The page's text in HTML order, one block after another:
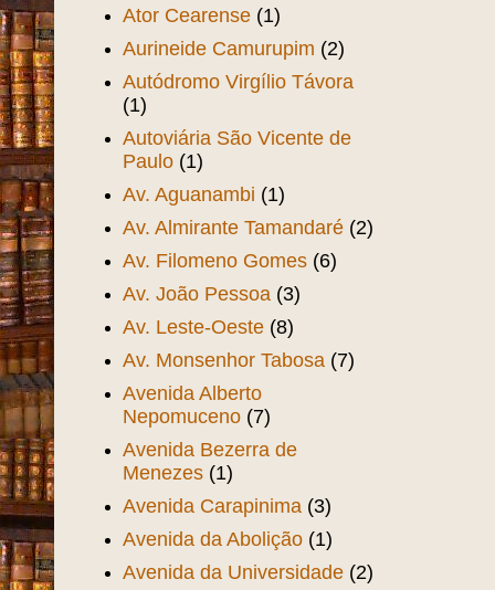
Associacao Beneficente dos
Motoristas do Ceará
(1)
Associação Comercial do
Ceará (2)
Associação dos Chauffeurs
do Ceará (2)
Ator Cearense
(1)
Aurineide Camurupim
(2)
Autódromo Virgílio Távora
(1)
Autoviária São Vicente de
Paulo (1)
Av. Aguanambi (1)
Av. Almirante Tamandaré
Av. Filomeno Gomes
Av. João Pessoa (3)
Av. Leste-Oeste (8)
Av. Monsenhor Tabosa
Avenida Alberto
Nepomuceno (7)